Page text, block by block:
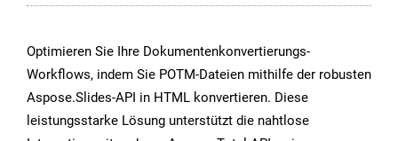
Optimieren Sie Ihre Dokumentenkonvertierungs-
Workflows, indem Sie POTM-Dateien mithilfe der robusten
Aspose.Slides-API in HTML konvertieren. Diese
leistungsstarke Lösung unterstützt die nahtlose